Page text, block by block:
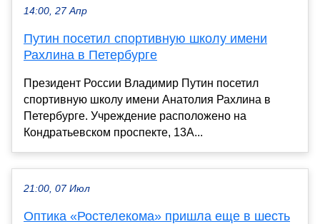
14:00, 27 Апр
Путин посетил спортивную школу имени
Рахлина в Петербурге
Президент России Владимир Путин посетил
спортивную школу имени Анатолия Рахлина в
Петербурге. Учреждение расположено на
Кондратьевском проспекте, 13А...
21:00, 07 Июл
Оптика «Ростелекома» пришла еще в шесть